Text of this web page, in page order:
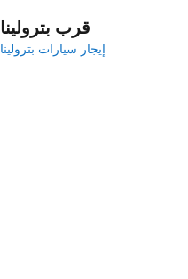
قرب بترولينا
إيجار سيارات بترولينا